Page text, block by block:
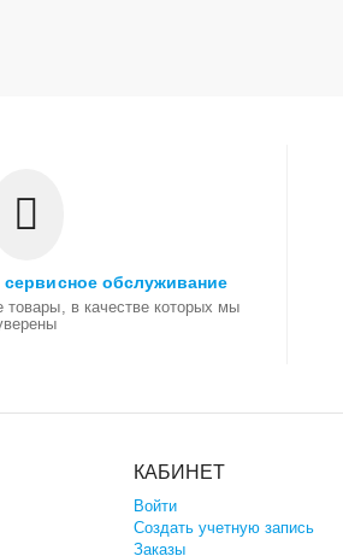
сервисное обслуживание
товары, в качестве которых мы
КАБИНЕТ
Войти
Создать учетную запись
Заказы